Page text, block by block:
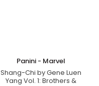
Panini - Marvel
Shang-Chi by Gene Luen
Yang Vol. 1: Brothers &